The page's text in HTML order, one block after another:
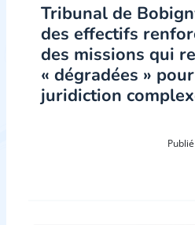
Tribunal de
des effectifs
des missions qui
« dégradées »
juridiction